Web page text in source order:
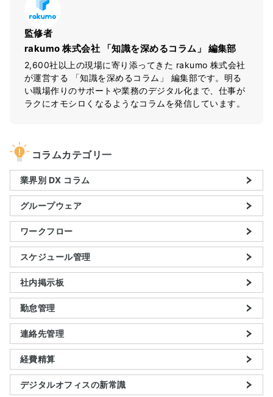
監修者
rakumo 株式会社 「知識を深めるコラム」 編集部
2,600社以上の現場に寄り添ってきた rakumo 株式会社
が運営する 「知識を深めるコラム」 編集部です。明る
い職場作りのサポートや業務のデジタル化まで、仕事が
ラクにオモシロくなるようなコラムを発信しています。
コラムカテゴリ一
業界別 DX コラム
グループウェア
ワークフロー
スケジュール管理
社内掲示板
勤怠管理
連絡先管理
経費精算
デジタルオフィスの新常識